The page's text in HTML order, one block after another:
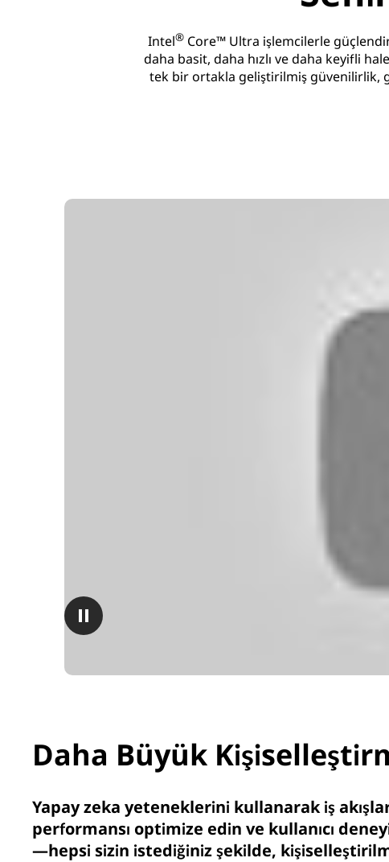
Intel®Core™ Ultra işlemcilerle
daha basit, daha hızlı ve daha keyifli
tek bir ortakla geliştirilmiş güvenilirlik,
Daha Büyük
Yapay zeka yeteneklerini kullanarak iş
performansı optimize edin ve kullanıcı
—hepsi sizin istediğiniz şekilde,